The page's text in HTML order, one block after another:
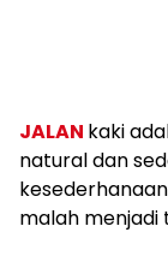
JALAN kaki
natural dan
malah menjadi